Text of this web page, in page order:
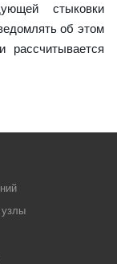
стыковки
об этом
рассчитывается